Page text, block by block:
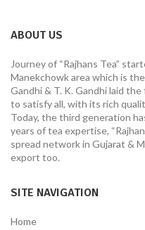
ABOUT US
Journey of “Rajhans Tea”
Manekchowk area which is
Gandhi & T. K. Gandhi laid
to satisfy all, with its rich
Today, the third generation
years of tea expertise,
spread network in Gujarat &
export too.
SITE NAVIGATION
Home